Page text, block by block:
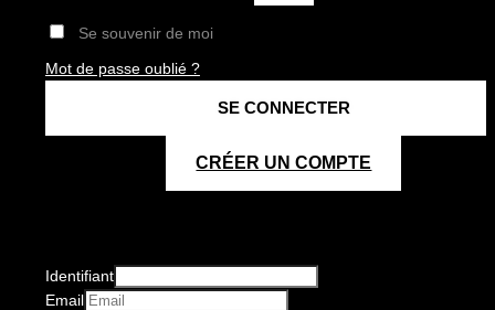
Se souvenir de moi
Mot de passe oublié ?
CRÉER UN COMPTE
Identifiant
Email